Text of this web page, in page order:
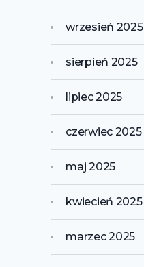
wrzesień 2025
sierpień 2025
lipiec 2025
czerwiec 2025
maj 2025
kwiecień 2025
marzec 2025